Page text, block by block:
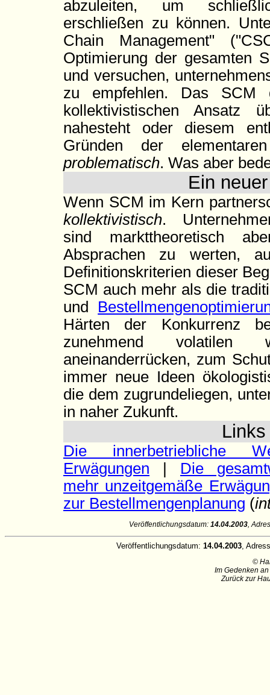
abzuleiten, um
erschließen zu können.
Chain Management"
Optimierung der gesamten
und versuchen,
zu empfehlen. Das SCM
kollektivistischen Ansatz
nahesteht oder diesem
Gründen der
problematisch. Was aber
Ein
Wenn SCM im Kern
kollektivistisch.
sind markttheoretisch
Absprachen zu werten,
Definitionskriterien dieser
SCM auch mehr als die
und
Härten der Konkurrenz
zunehmend volatilen
aneinanderrücken, zum
immer neue Ideen
die dem zugrundeliegen,
in naher Zukunft.
Die innerbetriebliche
Erwägungen
Die
mehr unzeitgemäße
zur Bestellmengenplanung (
Veröffentlichungsdatum: 14.04.2003,
Veröffentlichungsdatum: 14.04.2003 ,
©
Im Gedenken
Zurück zur